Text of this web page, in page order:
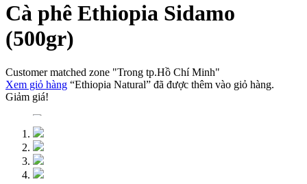
Cà phê Ethiopia Sidamo
(500gr)
Customer matched zone "Trong tp.Hồ Chí Minh"
Xem giỏ hàng “Ethiopia Natural” đã được thêm vào giỏ hàng.
Giảm giá!